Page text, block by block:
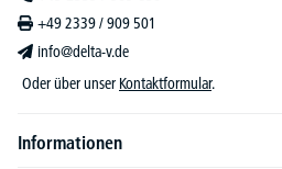
+49 2339 / 909 501
info@delta-v.de
Oder über unser Kontaktformular.
Informationen